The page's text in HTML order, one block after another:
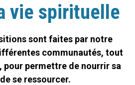
vie spirituelle
sont faites par notre
communautés, tout
pour permettre de nourrir sa
se ressourcer.